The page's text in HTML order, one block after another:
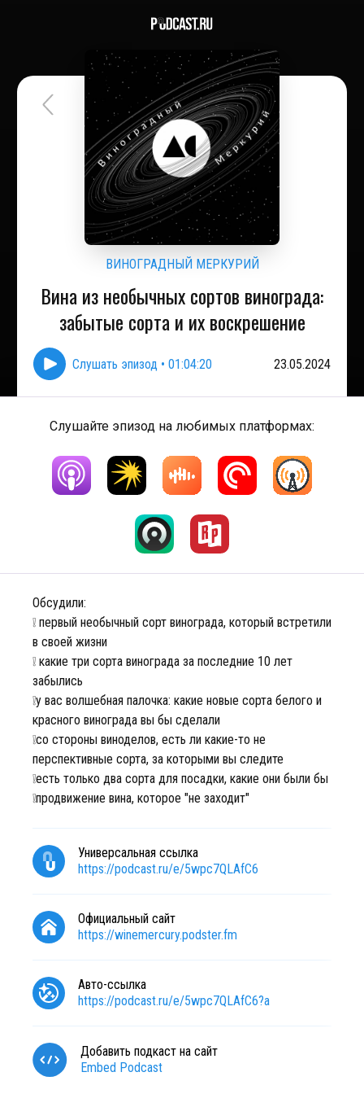
ВИНОГРАДНЫЙ МЕРКУРИЙ
Вина из необычных сортов винограда:
забытые сорта и их воскрешение
Слушать эпизод • 01:04:20 23.05.2024
Слушайте эпизод на любимых платформах:
Обсудили:
❕ первый необычный сорт винограда, который встретили
в своей жизни
❕ какие три сорта винограда за последние 10 лет
забылись
❕у вас волшебная палочка: какие новые сорта белого и
красного винограда вы бы сделали
❕со стороны виноделов, есть ли какие-то не
перспективные сорта, за которыми вы следите
❕есть только два сорта для посадки, какие они были бы
❕продвижение вина, которое "не заходит"
Универсальная ссылка
https://podcast.ru/e/5wpc7QLAfC6
Официальный сайт
https://winemercury.podster.fm
Авто-ссылка
https://podcast.ru/e/5wpc7QLAfC6?a
Добавить подкаст на сайт
Embed Podcast